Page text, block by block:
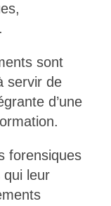
sont
servir de
d’une
forensiques
qui leur